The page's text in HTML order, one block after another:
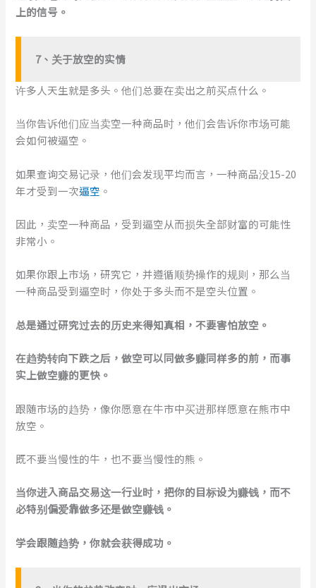
上的信号。
7、关于放空的实情
许多人天生就是多头。他们总要在卖出之前买点什么。
当你告诉他们应当卖空一种商品时，他们会告诉你市场可能
会如何被逼空。
如果查询交易记录，他们会发现平均而言，一种商品没15-20
年才受到一次逼空 。
因此，卖空一种商品，受到逼空从而损失全部财富的可能性
非常小。
如果你跟上市场，研究它，并遵循顺势操作的规则，那么当
一种商品受到逼空时，你处于多头而不是空头位置。
总是通过研究过去的历史来得知真相，不要害怕放空。
在趋势转向下跌之后，做空可以同做多赚同样多的前，而事
实上做空赚的更快。
跟随市场的趋势，像你愿意在牛市中买进那样愿意在熊市中
放空。
既不要当慢性的牛，也不要当慢性的熊。
当你进入商品交易这一行业时，把你的目标设为赚钱，而不
必特别偏爱靠做多还是做空赚钱。
学会跟随趋势，你就会获得成功。